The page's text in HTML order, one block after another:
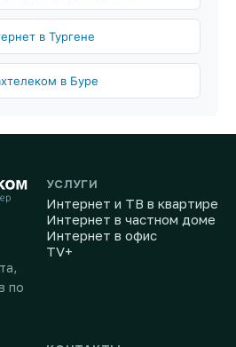
в Тургене
в Буре
по
УСЛУГИ
Интернет и ТВ в квартире
Интернет в частном доме
Интернет в офис
TV+